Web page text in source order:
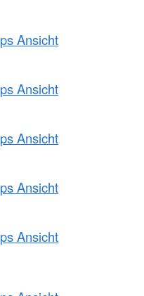
Ansicht
Ansicht
Ansicht
Ansicht
Ansicht